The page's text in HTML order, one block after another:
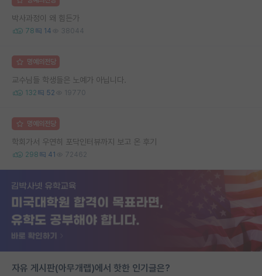
박사과정이 왜 힘든가
78 14 38044
명예의전당
교수님들 학생들은 노예가 아닙니다.
132 52 19770
명예의전당
학회가서 우연히 포닥인터뷰까지 보고 온 후기
298 41 72462
자유 게시판(아무개랩)에서 핫한 인기글은?